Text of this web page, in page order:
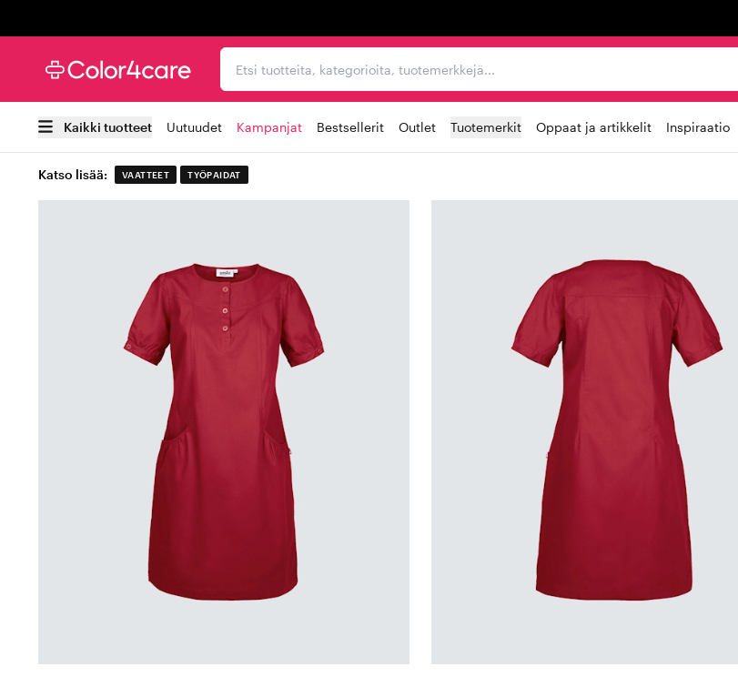
Etsi tuotteita, kategorioita, tuotemerkkejä...
Kaikki tuotteet Uutuudet Kampanjat Bestsellerit Outlet Tuotemerkit Oppaat ja artikkelit Inspiraatio
Katso lisää: VAATTEET TYÖPAIDAT